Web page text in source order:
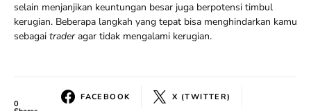
selain menjanjikan keuntungan besar juga berpotensi timbul
kerugian. Beberapa langkah yang tepat bisa menghindarkan kamu
sebagai traderagar tidak mengalami kerugian.
0
FACEBOOK X (TWITTER)